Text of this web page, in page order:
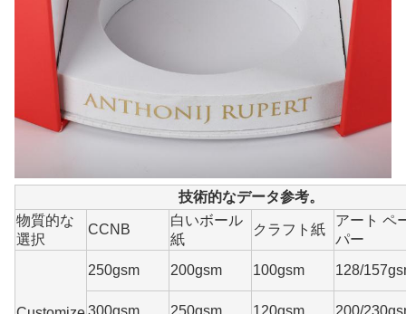
技術的なデータ参考。
物質的な
選択
CCNB
白いボール
紙
クラフト紙
アート ペ
パー
250gsm 200gsm 100gsm 128/
300gsm 250gsm 120gsm 200/